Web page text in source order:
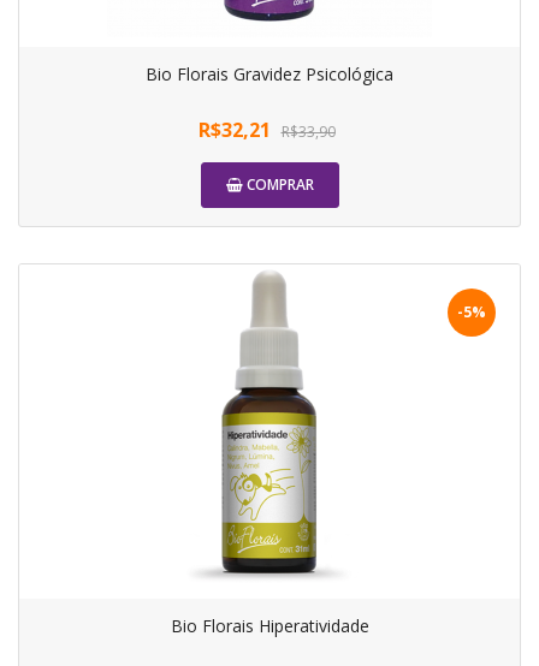
Bio Florais Gravidez Psicológica
R$32,21 R$33,90
COMPRAR
-5%
Bio Florais Hiperatividade